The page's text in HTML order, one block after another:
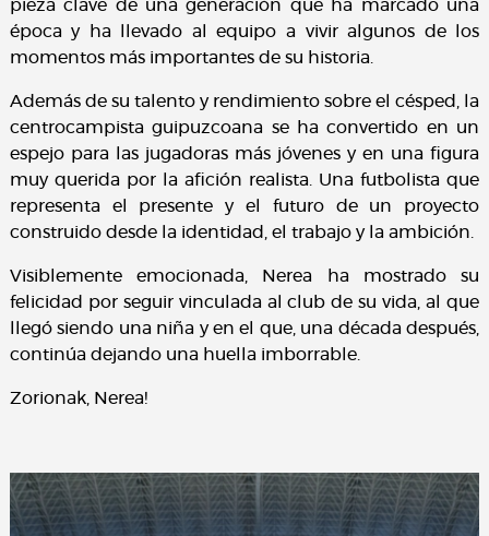
pieza clave de una generación que ha marcado una
época y ha llevado al equipo a vivir algunos de los
momentos más importantes de su historia.
Además de su talento y rendimiento sobre el césped, la
centrocampista guipuzcoana se ha convertido en un
espejo para las jugadoras más jóvenes y en una figura
muy querida por la afición realista. Una futbolista que
representa el presente y el futuro de un proyecto
construido desde la identidad, el trabajo y la ambición.
Visiblemente emocionada, Nerea ha mostrado su
felicidad por seguir vinculada al club de su vida, al que
llegó siendo una niña y en el que, una década después,
continúa dejando una huella imborrable.
Zorionak, Nerea!